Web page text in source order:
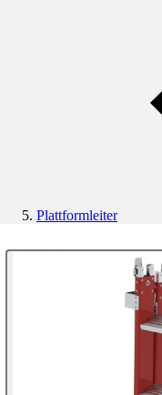
Plattformleiter